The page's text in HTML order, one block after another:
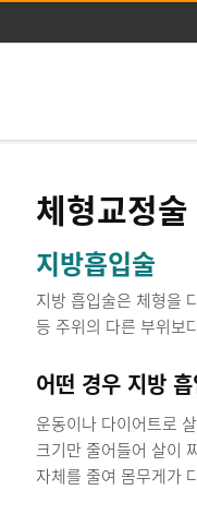
체형교정술
지방흡입술
지방 흡입술은 체형을
등 주위의 다른 부위보
어떤 경우 지방
운동이나 다이어트로
크기만 줄어들어 살이
자체를 줄여 몸무게가